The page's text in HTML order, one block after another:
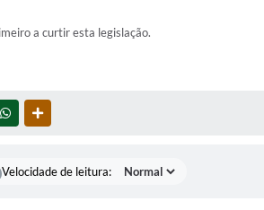
a curtir esta legislação.
WHATSAPP
Velocidade de leitura: